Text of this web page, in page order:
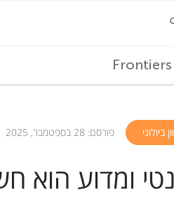
ביולוגי פורסם: 28 בספטמבר, 2025
ומדוע הוא